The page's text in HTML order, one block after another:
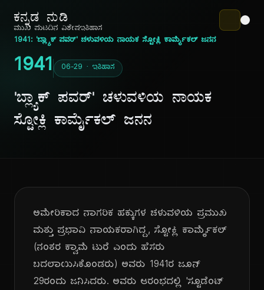
ಕನ್ನಡ ನುಡಿ
ಮುಖ ಪುಟದಿನ ವಿಶೇಷಇತಿಹಾಸ
1941: 'ಬ್ಲ್ಯಾಕ್ ಪವರ್' ಚಳುವಳಿಯ ನಾಯಕ ಸ್ಟೋಕ್ಲಿ ಕಾರ್ಮೈಕಲ್ ಜನನ
1941 06-29 · ಇತಿಹಾಸ
'ಬ್ಲ್ಯಾಕ್ ಪವರ್' ಚಳುವಳಿಯ ನಾಯಕ
ಸ್ಟೋಕ್ಲಿ ಕಾರ್ಮೈಕಲ್ ಜನನ
ಅಮೇರಿಕಾದ ನಾಗರಿಕ ಹಕ್ಕುಗಳ ಚಳುವಳಿಯ ಪ್ರಮುಖ
ಮತ್ತು ಪ್ರಭಾವಿ ನಾಯಕರಾಗಿದ್ದ, ಸ್ಟೋಕ್ಲಿ ಕಾರ್ಮೈಕಲ್
(ನಂತರ ಕ್ವಾಮೆ ಟುರೆ ಎಂದು ಹೆಸರು
ಬದಲಾಯಿಸಿಕೊಂಡರು) ಅವರು 1941ರ ಜೂನ್
29ರಂದು ಜನಿಸಿದರು. ಅವರು ಆರಂಭದಲ್ಲಿ 'ಸ್ಟೂಡೆಂಟ್